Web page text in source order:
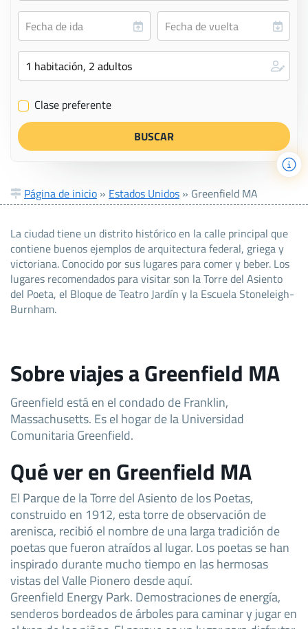
✔ Clase preferente
Página de inicio » Estados Unidos » Greenfield MA
La ciudad tiene un distrito histórico en la calle principal que
contiene buenos ejemplos de arquitectura federal, griega y
victoriana. Conocido por sus lugares para comer y beber. Los
lugares recomendados para visitar son la Torre del Asiento
del Poeta, el Bloque de Teatro Jardín y la Escuela Stoneleigh-
Burnham.
Sobre viajes a Greenfield MA
Greenfield está en el condado de Franklin,
Massachusetts. Es el hogar de la Universidad
Comunitaria Greenfield.
Qué ver en Greenfield MA
El Parque de la Torre del Asiento de los Poetas,
construido en 1912, esta torre de observación de
arenisca, recibió el nombre de una larga tradición de
poetas que fueron atraídos al lugar. Los poetas se han
inspirado durante mucho tiempo en las hermosas
vistas del Valle Pionero desde aquí.
Greenfield Energy Park. Demostraciones de energía,
senderos bordeados de árboles para caminar y jugar en